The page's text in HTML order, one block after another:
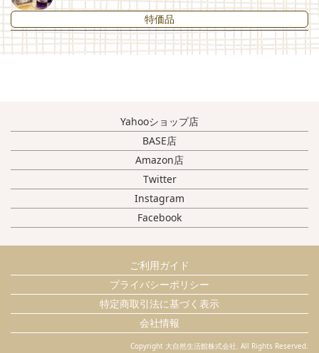
特価品
Yahooショップ店
BASE店
Amazon店
Twitter
Instagram
Facebook
ご利用ガイド
プライバシーポリシー
特定商取引法に基づく表示
会社情報
Copyright 大自然生活館株式会社. All Rights Reserved.